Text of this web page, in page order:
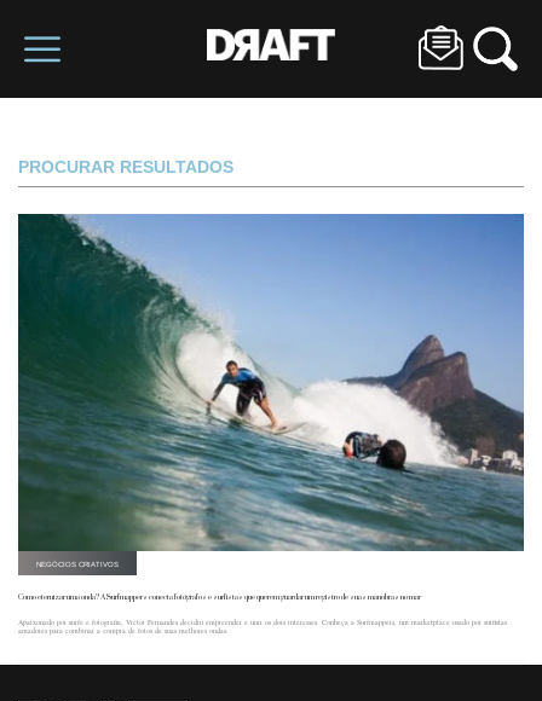
PROCURAR RESULTADOS
NEGÓCIOS CRIATIVOS
Como eternizar uma onda? A Surfmappers conecta fotógrafos e surfistas que querem guardar um registro de suas manobras no mar
Apaixonado por surfe e fotografia, Victor Fernandes decidiu empreender e unir os dois interesses. Conheça a Surfmappers, um marketplace usado por surfistas
amadores para combinar a compra de fotos de suas melhores ondas.